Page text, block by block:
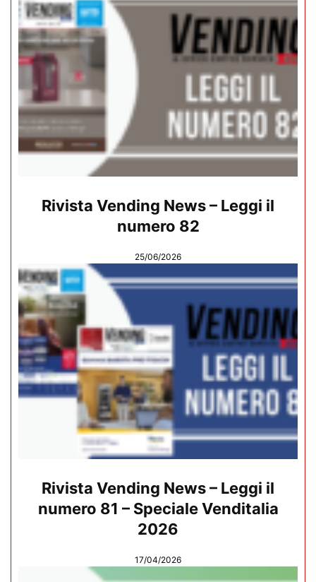
Rivista Vending News – Leggi il
numero 82
25/06/2026
Rivista Vending News – Leggi il
numero 81 – Speciale Venditalia
2026
17/04/2026